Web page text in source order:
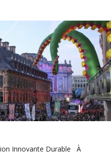
Innovante Durable À